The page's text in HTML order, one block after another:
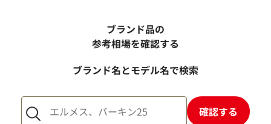
売却するか悩んでいるのですが、査定だけお願いできます
1点からでも査定できますか？
ブランド品の
参考相場を確認する
ブランド名とモデル名で検索
確認する